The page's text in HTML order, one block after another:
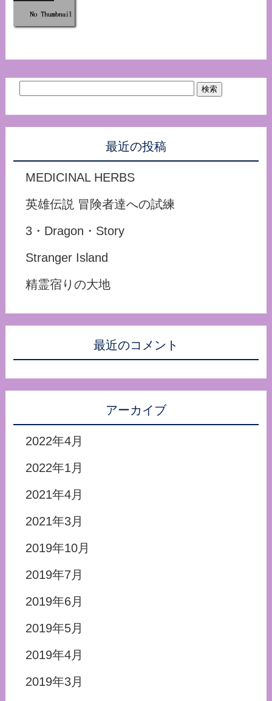
最近の投稿
MEDICINAL HERBS
英雄伝説 冒険者達への試練
3・Dragon・Story
Stranger Island
精霊宿りの大地
最近のコメント
アーカイブ
2022年4月
2022年1月
2021年4月
2021年3月
2019年10月
2019年7月
2019年6月
2019年5月
2019年4月
2019年3月